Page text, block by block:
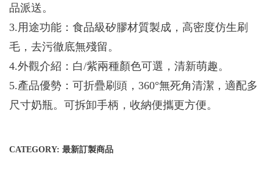
品派送。
3.用途功能：食品級矽膠材質製成，高密度仿生刷
毛，去污徹底無殘留。
4.外觀介紹：白/紫兩種顏色可選，清新萌趣。
5.產品優勢：可折疊刷頭，360°無死角清潔，適配多
尺寸奶瓶。可拆卸手柄，收納便攜更方便。
CATEGORY: 最新訂製商品